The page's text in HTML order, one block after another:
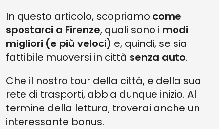
In questo articolo, scopriamo come
spostarci a Firenze, quali sono i modi
migliori (e più veloci) e, quindi, se sia
fattibile muoversi in città senza auto.
Che il nostro tour della città, e della sua
rete di trasporti, abbia dunque inizio. Al
termine della lettura, troverai anche un
interessante bonus.